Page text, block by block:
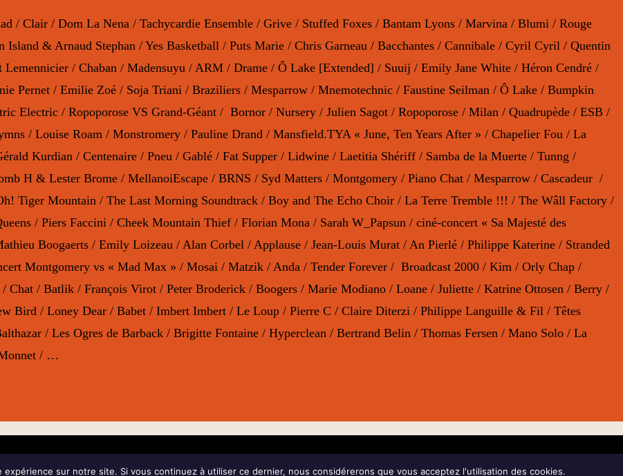
/ Clair / Dom La Nena / Tachycardie Ensemble / Grive / Stuffed Foxes / Bantam Lyons / Marvina / Blumi / Rouge
& Arnaud Stephan / Yes Basketball / Puts Marie / Chris Garneau / Bacchantes / Cannibale / Cyril Cyril / Quentin
Lemennicier / Chaban / Madensuyu / ARM / Drame / Ô Lake [Extended] / Suuij / Emily Jane White / Héron Cendré /
Pernet / Emilie Zoé / Soja Triani / Braziliers / Mesparrow / Mnemotechnic / Faustine Seilman / Ô Lake / Bumpkin
Electric / Ropoporose VS Grand-Géant / Bornor / Nursery / Julien Sagot / Ropoporose / Milan / Quadrupède / ESB /
/ Louise Roam / Monstromery / Pauline Drand / Mansfield.TYA « June, Ten Years After » / Chapelier Fou / La
Kurdian / Centenaire / Pneu / Gablé / Fat Supper / Lidwine / Laetitia Shériff / Samba de la Muerte / Tunng /
H & Lester Brome / MellanoiEscape / BRNS / Syd Matters / Montgomery / Piano Chat / Mesparrow / Cascadeur /
Tiger Mountain / The Last Morning Soundtrack / Boy and The Echo Choir / La Terre Tremble !!! / The Wâll Factory /
/ Piers Faccini / Cheek Mountain Thief / Florian Mona / Sarah W_Papsun / ciné-concert « Sa Majesté des
Boogaerts / Emily Loizeau / Alan Corbel / Applause / Jean-Louis Murat / An Pierlé / Philippe Katerine / Stranded
Montgomery vs « Mad Max » / Mosai / Matzik / Anda / Tender Forever / Broadcast 2000 / Kim / Orly Chap /
/ Batlik / François Virot / Peter Broderick / Boogers / Marie Modiano / Loane / Juliette / Katrine Ottosen / Berry /
Bird / Loney Dear / Babet / Imbert Imbert / Le Loup / Pierre C / Claire Diterzi / Philippe Languille & Fil / Têtes
/ Les Ogres de Barback / Brigitte Fontaine / Hyperclean / Bertrand Belin / Thomas Fersen / Mano Solo / La
/ …
ESPACE PRESSE CONTACTS Mentions Légales
sur notre site. Si vous continuez à utiliser ce dernier, nous considérerons que vous acceptez l'utilisation des cookies.